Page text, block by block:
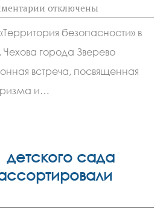
к
записи
Воспитанникам
гимназии
имени
А.П.
Чехова
напомнили
отключены
безопасности» в
города Зверево
встреча, посвященная
и…
детского сада